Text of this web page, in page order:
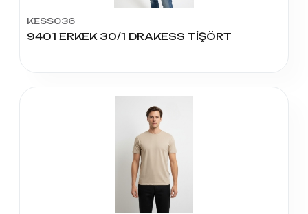
KESS036
9401 ERKEK 30/1 DRAKESS TİŞÖRT